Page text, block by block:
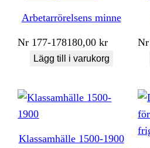
Arbetarrörelsens minne
Nr 177-178180,00kr
Lägg till i varukorg
Nr
Klassamhälle 1500-1900